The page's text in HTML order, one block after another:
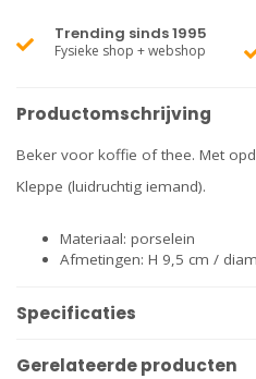
Trending sinds 1995
Fysieke shop + webshop
Productomschrijving
Beker voor koffie of thee. Met
Kleppe (luidruchtig iemand).
Materiaal: porselein
Afmetingen: H 9,5 cm /
Specificaties
Gerelateerde producten